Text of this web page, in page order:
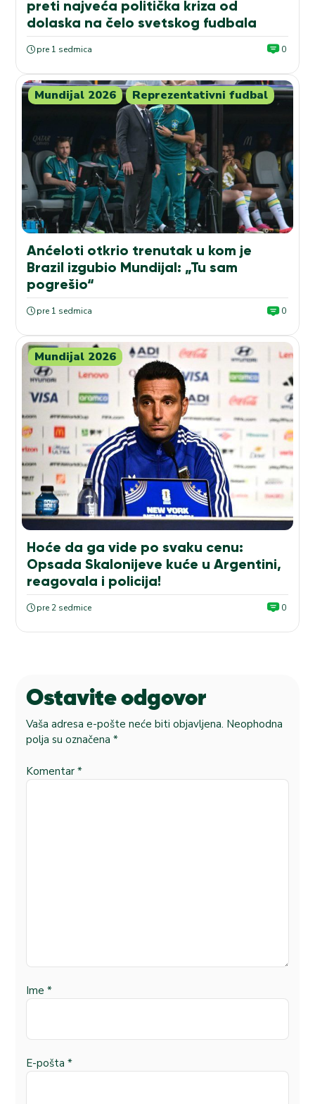
preti najveća politička kriza od
dolaska na čelo svetskog fudbala
pre 1 sedmica 0
Mundijal 2026 Reprezentativni fudbal
Anćeloti otkrio trenutak u kom je
Brazil izgubio Mundijal: „Tu sam
pogrešio“
pre 1 sedmica 0
Mundijal 2026
Hoće da ga vide po svaku cenu:
Opsada Skalonijeve kuće u Argentini,
reagovala i policija!
pre 2 sedmice 0
Ostavite odgovor
Vaša adresa e-pošte neće biti objavljena. Neophodna
polja su označena *
Komentar *
Ime *
E-pošta *